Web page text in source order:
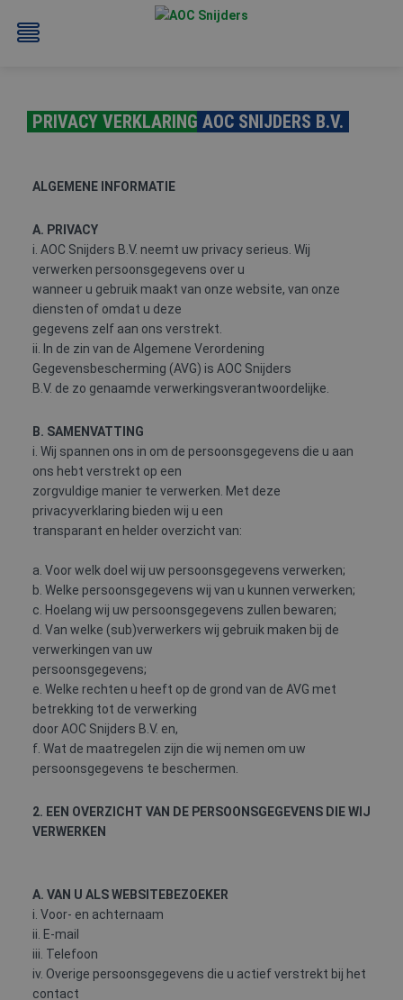
BEHEERDER
BMI
/
ATEX
/
NEN3140
RUIMTEN
BELASTING
SOCIALE
HYGIËNE
REACHTRUCK
HOOGWERKER
PRIVACY VERKLARING AOC SNIJDERS B.V.
ALGEMENE INFORMATIE
A. PRIVACY
i. AOC Snijders B.V. neemt uw privacy serieus. Wij
verwerken persoonsgegevens over u
wanneer u gebruik maakt van onze website, van onze
diensten of omdat u deze
gegevens zelf aan ons verstrekt.
ii. In de zin van de Algemene Verordening
Gegevensbescherming (AVG) is AOC Snijders
B.V. de zo genaamde verwerkingsverantwoordelijke.
B. SAMENVATTING
i. Wij spannen ons in om de persoonsgegevens die u aan
ons hebt verstrekt op een
zorgvuldige manier te verwerken. Met deze
privacyverklaring bieden wij u een
transparant en helder overzicht van:
a. Voor welk doel wij uw persoonsgegevens verwerken;
b. Welke persoonsgegevens wij van u kunnen verwerken;
c. Hoelang wij uw persoonsgegevens zullen bewaren;
d. Van welke (sub)verwerkers wij gebruik maken bij de
verwerkingen van uw
persoonsgegevens;
e. Welke rechten u heeft op de grond van de AVG met
betrekking tot de verwerking
door AOC Snijders B.V. en,
f. Wat de maatregelen zijn die wij nemen om uw
persoonsgegevens te beschermen.
2. EEN OVERZICHT VAN DE PERSOONSGEGEVENS DIE WIJ
VERWERKEN
A. VAN U ALS WEBSITEBEZOEKER
i. Voor- en achternaam
ii. E-mail
iii. Telefoon
iv. Overige persoonsgegevens die u actief verstrekt bij het
contact